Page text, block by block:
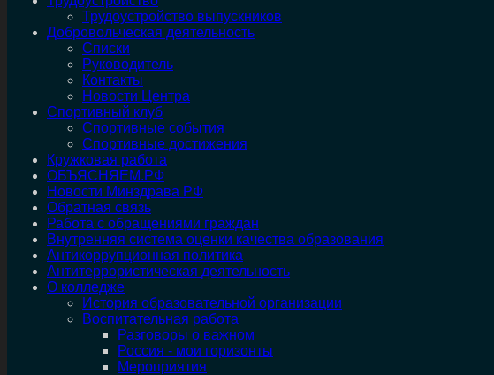
Трудоустройство выпускников
Добровольческая деятельность
Списки
Руководитель
Контакты
Новости Центра
Спортивный клуб
Спортивные события
Спортивные достижения
Кружковая работа
ОБЪЯСНЯЕМ.РФ
Новости Минздрава РФ
Обратная связь
Работа с обращениями граждан
Внутренняя система оценки качества образования
Антикоррупционная политика
Антитеррористическая деятельность
О колледже
История образовательной организации
Воспитательная работа
Разговоры о важном
Россия - мои горизонты
Мероприятия